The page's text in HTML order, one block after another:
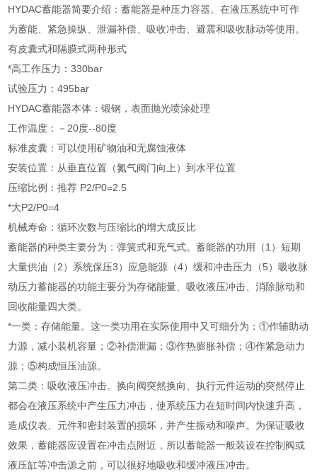
HYDAC蓄能器简要介绍：蓄能器是种压力容器。在液压系统中可作
为蓄能、紧急操纵、泄漏补偿、吸收冲击、避震和吸收脉动等使用。
有皮囊式和隔膜式两种形式
*高工作压力：330bar
试验压力：495bar
HYDAC蓄能器本体：锻钢，表面抛光喷涂处理
工作温度：－20度--80度
标准皮囊：可以使用矿物油和无腐蚀液体
安装位置：从垂直位置（氮气阀门向上）到水平位置
压缩比例：推荐 P2/P0=2.5
*大P2/P0=4
机械寿命：循环次数与压缩比的增大成反比
蓄能器的种类主要分为：弹簧式和充气式。蓄能器的功用（1）短期
大量供油（2）系统保压3）应急能源（4）缓和冲击压力（5）吸收脉
动压力蓄能器的功能主要分为存储能量、吸收液压冲击、消除脉动和
回收能量四大类。
*一类：存储能量。这一类功用在实际使用中又可细分为：①作辅助动
力源，减小装机容量；②补偿泄漏；③作热膨胀补偿；④作紧急动力
源；⑤构成恒压油源。
第二类：吸收液压冲击。换向阀突然换向、执行元件运动的突然停止
都会在液压系统中产生压力冲击，使系统压力在短时间内快速升高，
造成仪表、元件和密封装置的损坏，并产生振动和噪声。为保证吸收
效果，蓄能器应设置在冲击点附近，所以蓄能器一般装设在控制阀或
液压缸等冲击源之前，可以很好地吸收和缓冲液压冲击。